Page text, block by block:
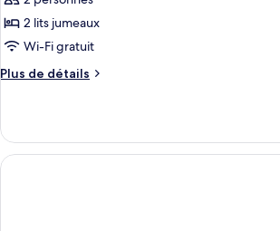
pour
ce
type
de
Chambre
supérieure
avec
2 lits jumeaux
Wi-Fi gratuit
Plus de détails
Plus
Chambre
supérieure
avec